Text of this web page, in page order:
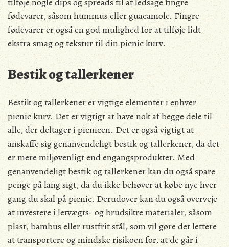
fødevarer, såsom hummus eller guacamole. Fingre
fødevarer er også en god mulighed for at tilføje lidt
ekstra smag og tekstur til din picnic kurv.
Bestik og tallerkener
Bestik og tallerkener er vigtige elementer i enhver
picnic kurv. Det er vigtigt at have nok af begge dele til
alle, der deltager i picnicen. Det er også vigtigt at
anskaffe sig genanvendeligt bestik og tallerkener, da det
er mere miljøvenligt end engangsprodukter. Med
genanvendeligt bestik og tallerkener kan du også spare
penge på lang sigt, da du ikke behøver at købe nye hver
gang du skal på picnic. Derudover kan du også overveje
at investere i letvægts- og brudsikre materialer, såsom
plast, bambus eller rustfrit stål, som vil gøre det lettere
at transportere og mindske risikoen for, at de går i